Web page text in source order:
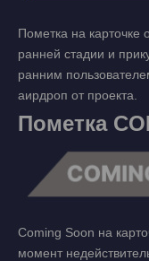
Пометка на карточке
ранней стадии и
ранним
аирдроп от проекта.
Пометка
Coming Soon на
момент